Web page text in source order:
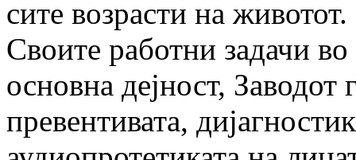
сите возрасти на животот.
Своите работни задачи
основна дејност, Заводот
превентивата,